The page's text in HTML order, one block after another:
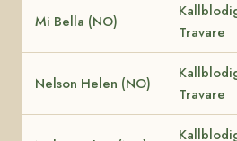
Mi Bella (NO)
Travare
Nelson Helen (NO)
Travare